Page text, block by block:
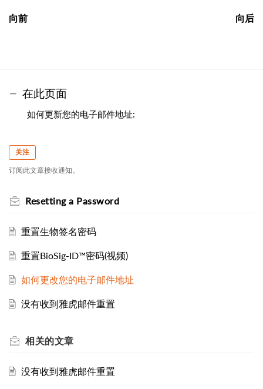
向前 向后
在此页面
如何更新您的电子邮件地址:
关注
订阅此文章接收通知。
Resetting a Password
重置生物签名密码
重置BioSig-ID™密码(视频)
如何更改您的电子邮件地址
没有收到雅虎邮件重置
相关的文章
没有收到雅虎邮件重置